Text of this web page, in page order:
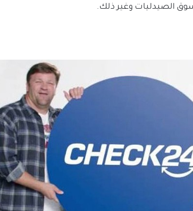
الصيدليات وغير ذلك.